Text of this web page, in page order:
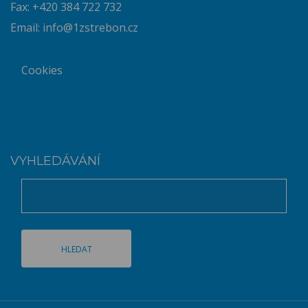
Fax: +420 384 722 732
Email: info@1zstrebon.cz
Cookies
VYHLEDÁVÁNÍ